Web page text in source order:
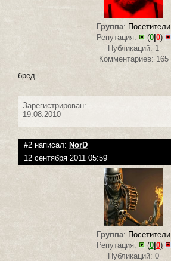
Группа: Посетители
Репутация:
(0| 0)
Публикаций: 1
Комментариев: 165
бред -
Зарегистрирован:
19.08.2010
#2 написал: NorD
12 сентября 2011 05:59
Группа: Посетители
Репутация:
(0| 0)
Публикаций: 0